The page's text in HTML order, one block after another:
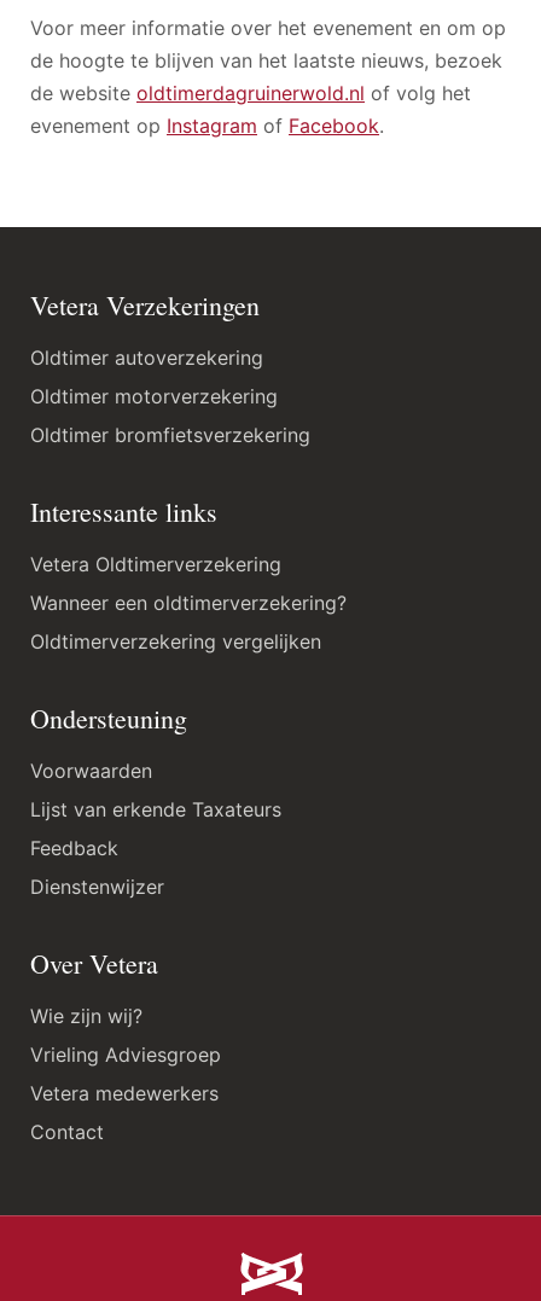
Voor meer informatie over het evenement en om op
de hoogte te blijven van het laatste nieuws, bezoek
de website oldtimerdagruinerwold.nl of volg het
evenement op Instagram of Facebook.
Vetera Verzekeringen
Oldtimer autoverzekering
Oldtimer motorverzekering
Oldtimer bromfietsverzekering
Interessante links
Vetera Oldtimerverzekering
Wanneer een oldtimerverzekering?
Oldtimerverzekering vergelijken
Ondersteuning
Voorwaarden
Lijst van erkende Taxateurs
Feedback
Dienstenwijzer
Over Vetera
Wie zijn wij?
Vrieling Adviesgroep
Vetera medewerkers
Contact